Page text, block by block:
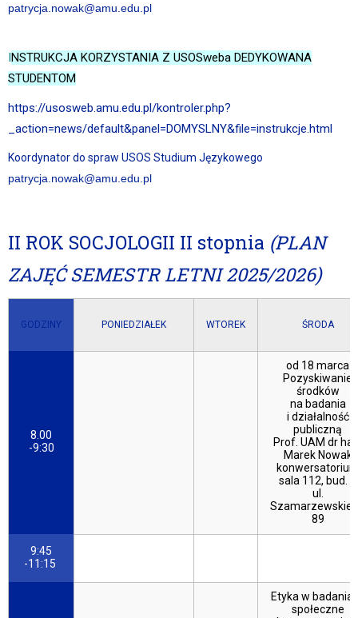
patrycja.nowak@amu.edu.pl
NSTRUKCJA KORZYSTANIA Z USOSweba DEDYKOWANA
STUDENTOM
https://usosweb.amu.edu.pl/kontroler.php?
_action=news/default&panel=DOMYSLNY&file=instrukcje.html
Koordynator do spraw USOS Studium Językowego
patrycja.nowak@amu.edu.pl
II ROK SOCJOLOGII II stopnia (PLAN
ZAJĘĆ SEMESTR LETNI 2025/2026)
GODZINY PONIEDZIAŁEK WTOREK ŚRODA
8.00
-9:30
od 18 marca
Pozyskiwanie
środków
na badania
i działalność
publiczną
Prof. UAM dr
Marek Nowak
sala 112, bud. C
ul.
89
9:45
-11:15
Etyka w
społeczne